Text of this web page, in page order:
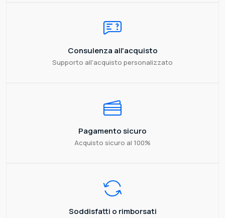
Consulenza all'acquisto
Supporto all'acquisto personalizzato
Pagamento sicuro
Acquisto sicuro al 100%
Soddisfatti o rimborsati